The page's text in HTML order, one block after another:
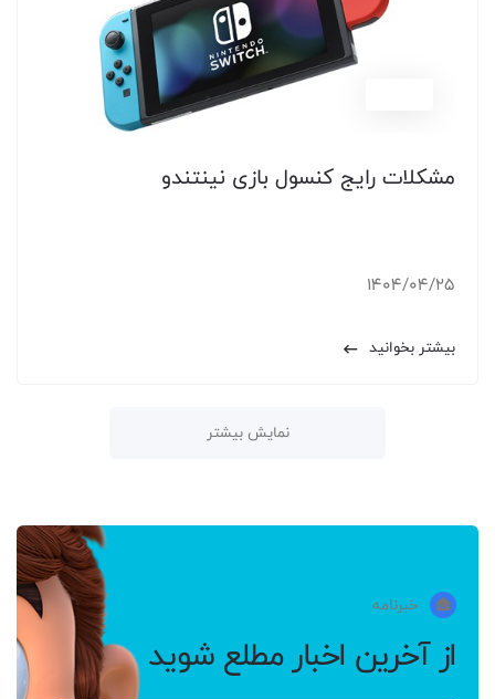
مشکلات رایج کنسول بازی نینتندو
1404/04/25
بیشتر بخوانید
نمایش بیشتر
خبرنامه
از آخرین اخبار مطلع شوید